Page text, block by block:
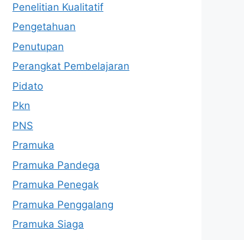
Penelitian Kualitatif
Pengetahuan
Penutupan
Perangkat Pembelajaran
Pidato
Pkn
PNS
Pramuka
Pramuka Pandega
Pramuka Penegak
Pramuka Penggalang
Pramuka Siaga